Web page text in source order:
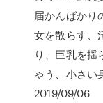
届かんばかり
女を散らす、
り、巨乳を揺
ゃう、小さい
2019/09/06